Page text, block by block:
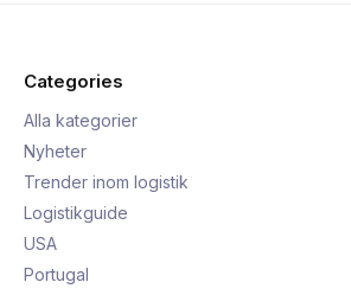
Categories
Alla kategorier
Nyheter
Trender inom logistik
Logistikguide
USA
Portugal